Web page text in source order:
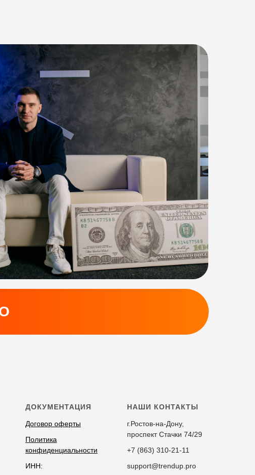
ДОКУМЕНТАЦИЯ
Договор оферты
Политика
конфиденциальности
ИНН:
НАШИ КОНТАКТЫ
г.Ростов-на-Дону,
проспект Стачки 74/29
+7 (863) 310-21-11
support@trendup.pro